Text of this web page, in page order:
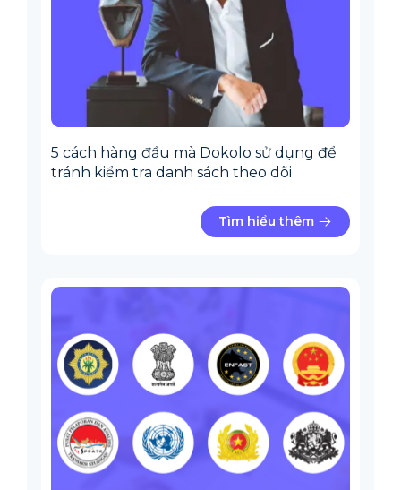
5 cách hàng đầu mà Dokolo sử dụng để
tránh kiểm tra danh sách theo dõi
Tìm hiểu thêm